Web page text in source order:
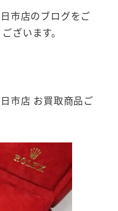
市店のブログをご
ざいます。
市店 お買取商品ご